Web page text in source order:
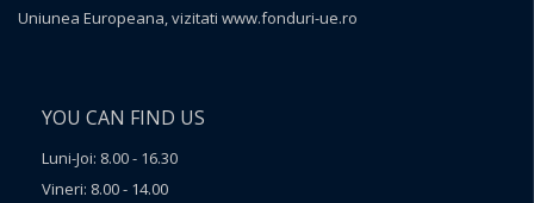
Uniunea Europeana, vizitati www.fonduri-ue.ro
YOU CAN FIND US
Luni-Joi: 8.00 - 16.30
Vineri: 8.00 - 14.00